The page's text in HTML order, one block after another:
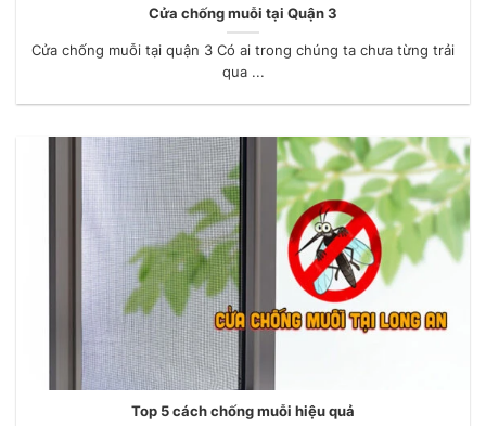
Cửa chống muỗi tại Quận 3
Cửa chống muỗi tại quận 3 Có ai trong chúng ta chưa từng trải
qua ...
Top 5 cách chống muỗi hiệu quả